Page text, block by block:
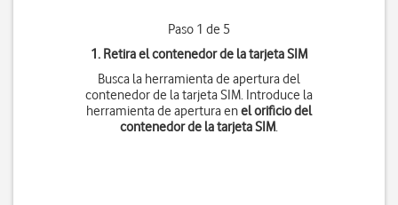
Paso 1 de 5
1. Retira el contenedor de la tarjeta SIM
Busca la herramienta de apertura del
contenedor de la tarjeta SIM. Introduce la
herramienta de apertura enel orificio del
contenedor de la tarjeta SIM.